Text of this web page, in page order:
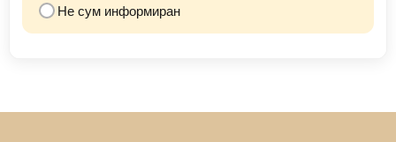
Не сум информиран